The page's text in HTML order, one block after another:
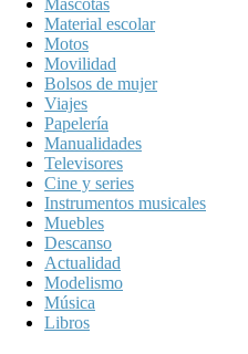
Mascotas
Material escolar
Motos
Movilidad
Bolsos de mujer
Viajes
Papelería
Manualidades
Televisores
Cine y series
Instrumentos musicales
Muebles
Descanso
Actualidad
Modelismo
Música
Libros